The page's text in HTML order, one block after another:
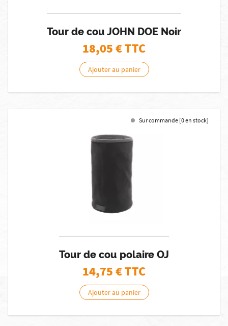
Tour de cou JOHN DOE Noir
18,05€ TTC
Ajouter au panier
Sur commande [0 en stock]
Tour de cou polaire OJ
14,75€ TTC
Ajouter au panier